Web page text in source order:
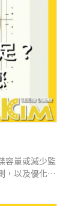
容量或減少監
，以及優化錄